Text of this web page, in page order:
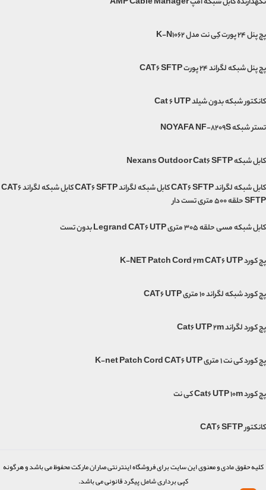
پچ پنل 24 پورت کِی نت مدل K-N1062
پچ پنل شبکه لگراند 24 پورت CAT6 SFTP
کانکتور شبکه بدون شیلد Cat 6 UTP
تستر شبکه NOYAFA NF-8209S
کابل شبکه Nexans Outdoor Cat6 SFTP
کابل شبکه لگراند CAT6 SFTP کابل شبکه لگراند CAT6 SFTP کابل شبکه لگراند CAT6
SFTP حلقه 500 متری تست دار
کابل شبکه مسی حلقه 305 متری Legrand CAT6 UTP بدون تست
پچ کورد K-NET Patch Cord 2m CAT6 UTP
پچ کورد شبکه لگراند 10 متری CAT6 UTP
پچ کورد لگراند Cat6 UTP 2m
پچ کورد کی نت 1 متری K-net Patch Cord CAT6 UTP
پچ کورد Cat6 UTP 10m کی نت
کانکتور CAT6 SFTP
کلیه حقوق مادی و معنوی این سایت برای فروشگاه اینترنتی صاران مارکت محفوظ می باشد و هرگونه
کپی برداری شامل پیگرد قانونی می باشد.